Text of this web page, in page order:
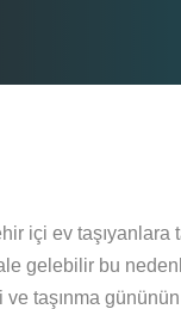
içi ev taşıyanlara
gelebilir bu
ve taşınma